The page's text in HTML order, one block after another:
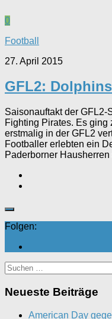
0
Football
27. April 2015
GFL2:
Saisonauftakt der GFL2-
Fighting Pirates. Es
erstmalig in der GFL2
Footballer erlebten ein
Paderborner Hausherren
Folgen:
Suchen
nach:
Neueste Beiträge
American Day